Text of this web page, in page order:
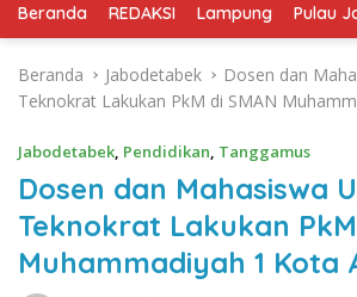
Beranda REDAKSI Lampung Pulau
Beranda Jabodetabek
Dosen dan
Teknokrat Lakukan PkM di SMAN
Jabodetabek, Pendidikan, Tanggamus
Dosen dan Mahasiswa
Teknokrat Lakukan
Muhammadiyah 1 Kota